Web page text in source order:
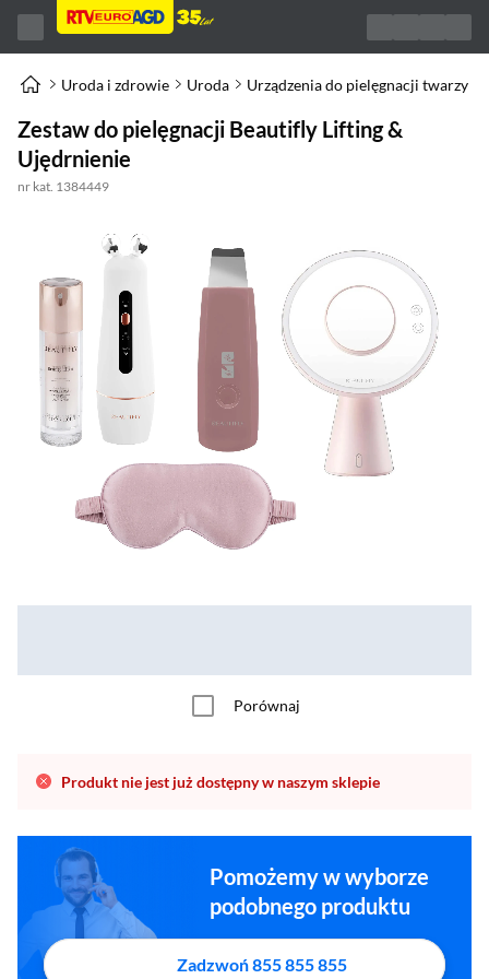
Uroda i zdrowie Uroda Urządzenia do pielęgnacji twarzy
Zestaw do pielęgnacji Beautifly Lifting &
Ujędrnienie
nr kat. 1384449
Porównaj
Produkt nie jest już dostępny w naszym sklepie
Pomożemy w wyborze
podobnego produktu
Zadzwoń 855 855 855